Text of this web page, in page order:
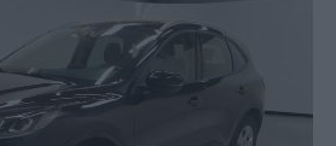
Servizi